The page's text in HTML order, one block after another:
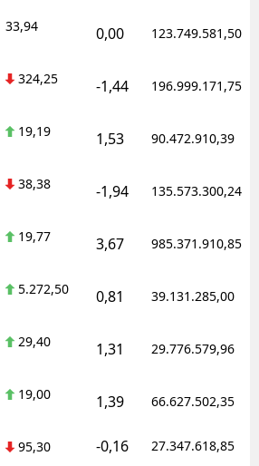
33,94 0,00 123.749.581,50
324,25 -1,44 196.999.171,75
19,19 1,53 90.472.910,39
38,38 -1,94 135.573.300,24
19,77 3,67 985.371.910,85
5.272,50 0,81 39.131.285,00
29,40 1,31 29.776.579,96
19,00 1,39 66.627.502,35
95,30 -0,16 27.347.618,85